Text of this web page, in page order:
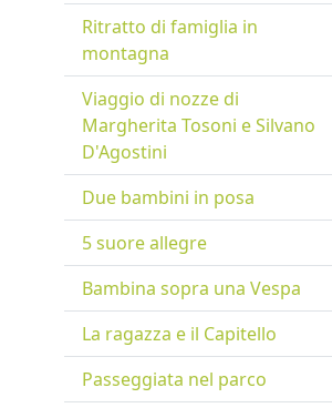
Ritratto di famiglia in
montagna
Viaggio di nozze di
Margherita Tosoni e Silvano
D'Agostini
Due bambini in posa
5 suore allegre
Bambina sopra una Vespa
La ragazza e il Capitello
Passeggiata nel parco